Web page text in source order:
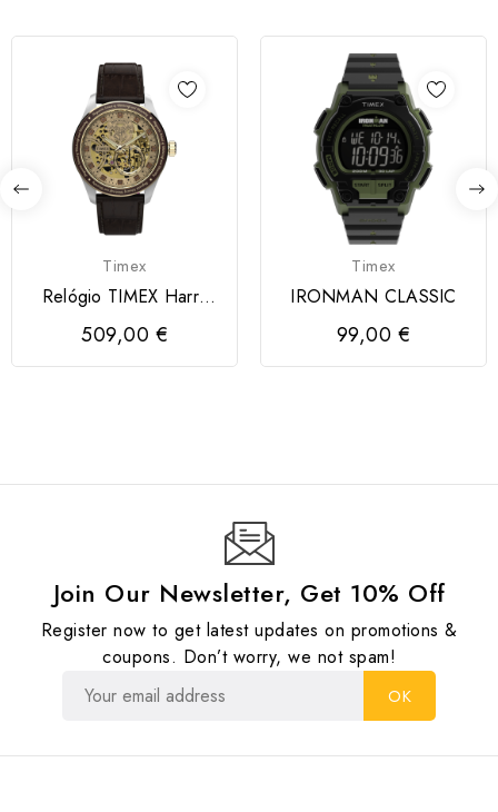
Timex
Relógio TIMEX Harry
Potter Ed. Limitada
509,00 €
Timex
IRONMAN CLASSIC
99,00 €
Join Our Newsletter, Get 10% Off
Register now to get latest updates on promotions &
coupons. Don’t worry, we not spam!